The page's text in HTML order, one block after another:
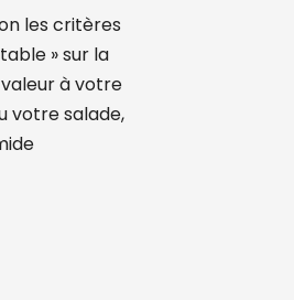
les critères
» sur la
à votre
votre salade,